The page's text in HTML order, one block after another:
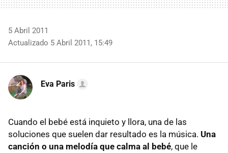
5 Abril 2011
Actualizado 5 Abril 2011, 15:49
Eva Paris
Cuando el bebé está inquieto y llora, una de las
soluciones que suelen dar resultado es la música. Una
canción o una melodía que calma al bebé, que le